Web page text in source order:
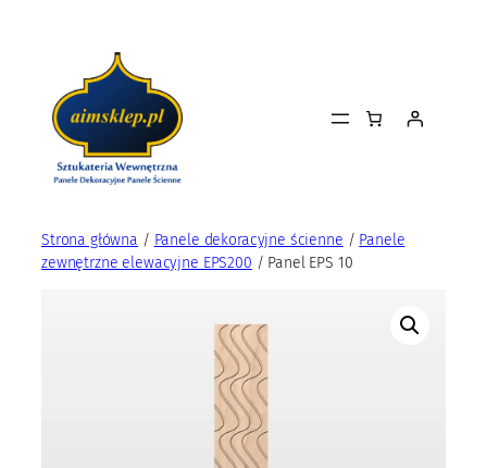
Strona główna / Panele dekoracyjne ścienne / Panele
zewnętrzne elewacyjne EPS200 / Panel EPS 10